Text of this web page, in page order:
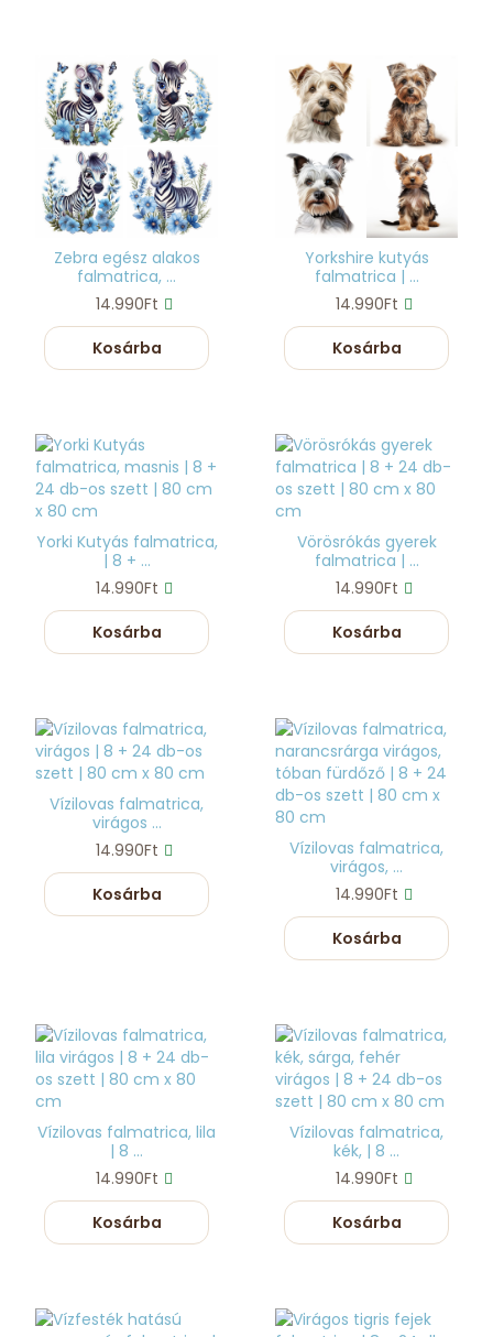
Zebra egész alakos
falmatrica, ...
14.990Ft
Kosárba
Yorkshire kutyás
falmatrica | ...
14.990Ft
Kosárba
Yorki Kutyás falmatrica,
| 8 + ...
14.990Ft
Kosárba
Vörösrókás gyerek
falmatrica | ...
14.990Ft
Kosárba
Vízilovas falmatrica,
virágos ...
14.990Ft
Kosárba
Vízilovas falmatrica,
virágos, ...
14.990Ft
Kosárba
Vízilovas falmatrica, lila
| 8 ...
14.990Ft
Kosárba
Vízilovas falmatrica,
kék, | 8 ...
14.990Ft
Kosárba